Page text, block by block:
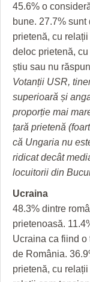
45.6% o
bune. 27.7% sunt
prietenă, cu
deloc prietenă,
știu sau nu
Votanții USR,
superioară și
proporție mai
țară prietenă
că Ungaria nu
ridicat decât
locuitorii din
Ucraina
48.3% dintre
prietenoasă.
Ucraina ca fiind o
de România.
prietenă, cu